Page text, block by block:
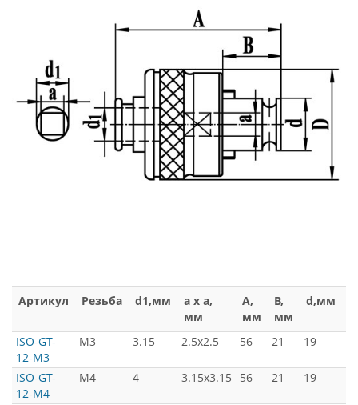
Артикул Резьба d1,мм
a x a,
мм
A,
мм
B,
мм
d,мм
ISO-GT-
12-M3
М3 3.15 2.5x2.5 56 21 19
ISO-GT-
12-M4
M4 4 3.15x3.15 56 21 19